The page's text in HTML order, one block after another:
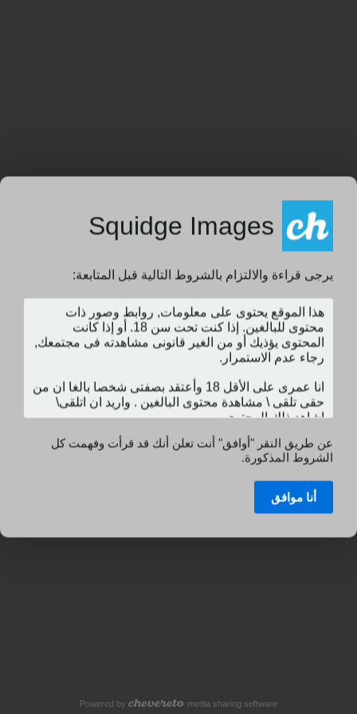
Squidge Images
يرجى قراءة والالتزام بالشروط التالية قبل المتابعة:
عن طريق النقر "أوافق" أنت تعلن أنك قد قرأت وفهمت كل
الشروط المذكورة.
أنا موافق
Powered by media sharing software